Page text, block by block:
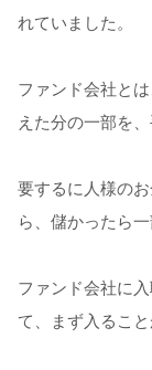
れていました。
ファンド会社と
えた分の一部を
要するに人様の
ら、儲かったら
ファンド会社に
て、まず入ること